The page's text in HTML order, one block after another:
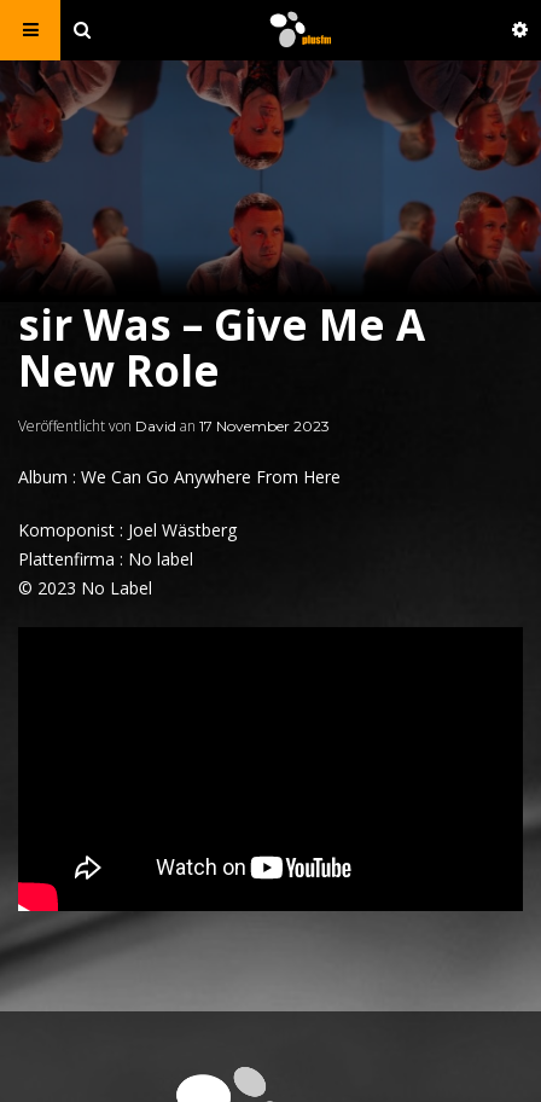
sir Was – Give Me A
New Role
Veröffentlicht von David an 17 November 2023
Album : We Can Go Anywhere From Here
Komoponist : Joel Wästberg
Plattenfirma : No label
© 2023 No Label